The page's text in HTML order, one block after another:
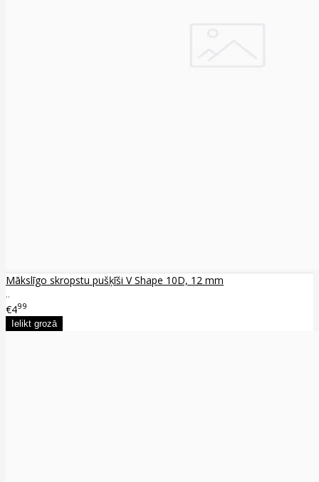
Mākslīgo skropstu pušķīši V Shape 10D, 12 mm
..
€499